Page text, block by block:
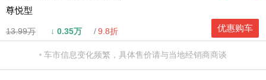
尊悦型
13.99万 ↓ 0.35万 9.8折 优惠购车
车市信息变化频繁，具体售价请与当地经销商商谈